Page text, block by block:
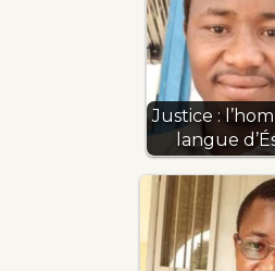
Justice :
langue